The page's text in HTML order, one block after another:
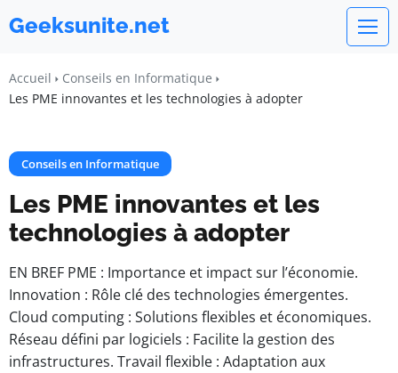
Geeksunite.net
Accueil
Conseils en Informatique
Les PME innovantes et les technologies à adopter
Conseils en Informatique
Les PME innovantes et les
technologies à adopter
EN BREF PME : Importance et impact sur l’économie.
Innovation : Rôle clé des technologies émergentes.
Cloud computing : Solutions flexibles et économiques.
Réseau défini par logiciels : Facilite la gestion des
infrastructures. Travail flexible : Adaptation aux